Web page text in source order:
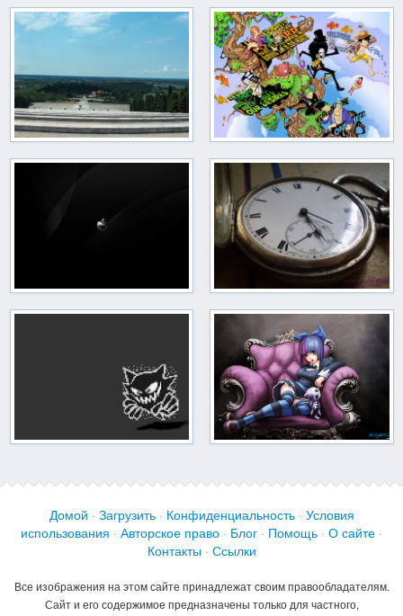
Домой · Загрузить · Конфиденциальность · Условия
использования · Авторское право · Блог · Помощь · О сайте ·
Контакты · Ссылки
Все изображения на этом сайте принадлежат своим правообладателям.
Сайт и его содержимое предназначены только для частного,